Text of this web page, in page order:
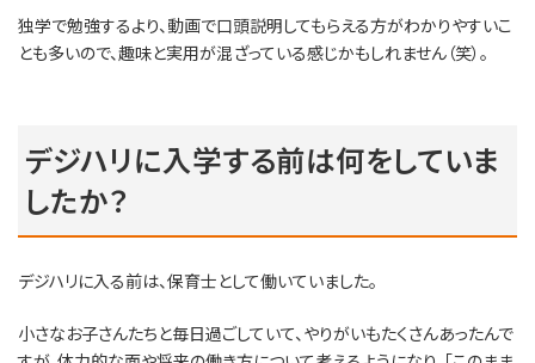
独学で勉強するより、動画で口頭説明してもらえる方がわかりやすいこ
とも多いので、趣味と実用が混ざっている感じかもしれません（笑）。
デジハリに入学する前は何をしていま
したか？
デジハリに入る前は、保育士として働いていました。
小さなお子さんたちと毎日過ごしていて、やりがいもたくさんあったんで